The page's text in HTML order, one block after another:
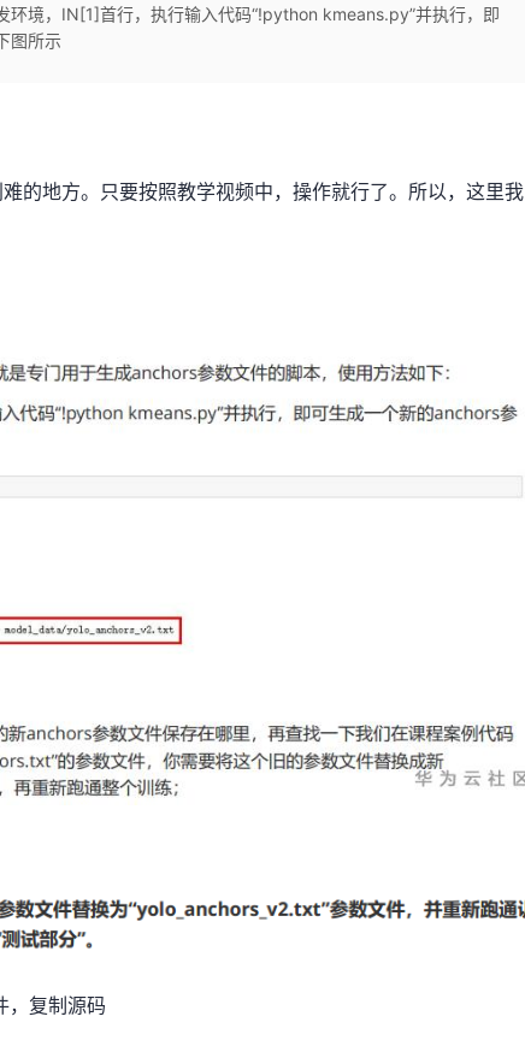
境，IN[1]首行，执行输入代码“!python kmeans.py”并执行，即
图所示
的地方。只要按照教学视频中，操作就行了。所以，这里我
，复制源码